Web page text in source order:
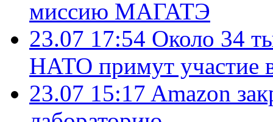
миссию МАГАТЭ
23.07 17:54 Около 34
НАТО примут участие
23.07 15:17 Amazon